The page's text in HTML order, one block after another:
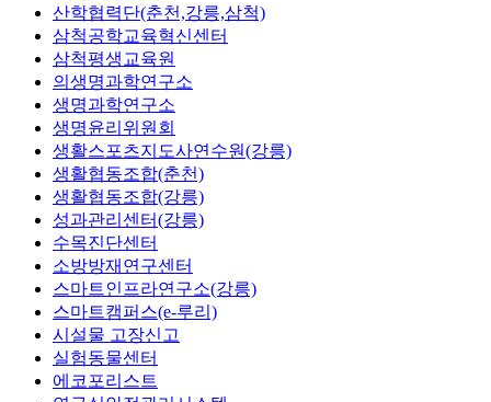
산학협력단(춘천,강릉,삼척)
삼척공학교육혁신센터
삼척평생교육원
의생명과학연구소
생명과학연구소
생명윤리위원회
생활스포츠지도사연수원(강릉)
생활협동조합(춘천)
생활협동조합(강릉)
성과관리센터(강릉)
수목진단센터
소방방재연구센터
스마트인프라연구소(강릉)
스마트캠퍼스(e-루리)
시설물 고장신고
실험동물센터
에코포리스트